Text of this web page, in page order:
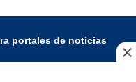
portales de noticias